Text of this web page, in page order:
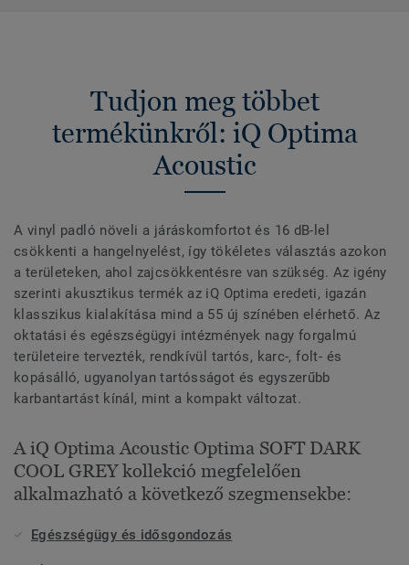
Tudjon meg többet
termékünkről: iQ Optima
Acoustic
A vinyl padló növeli a járáskomfortot és 16 dB-lel
csökkenti a hangelnyelést, így tökéletes választás azokon
a területeken, ahol zajcsökkentésre van szükség. Az igény
szerinti akusztikus termék az iQ Optima eredeti, igazán
klasszikus kialakítása mind a 55 új színében elérhető. Az
oktatási és egészségügyi intézmények nagy forgalmú
területeire tervezték, rendkívül tartós, karc-, folt- és
kopásálló, ugyanolyan tartósságot és egyszerűbb
karbantartást kínál, mint a kompakt változat.
A iQ Optima Acoustic Optima SOFT DARK
COOL GREY kollekció megfelelően
alkalmazható a következő szegmensekbe:
Egészségügy és idősgondozás